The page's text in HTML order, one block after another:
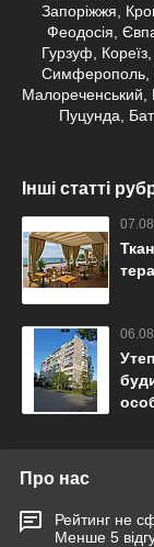
Запоріжжя,
Феодосія,
Гурзуф,
Симферополь,
Малореченський,
Пуцунда,
Інші статті
Про нас
Рейтинг не
Менше 5